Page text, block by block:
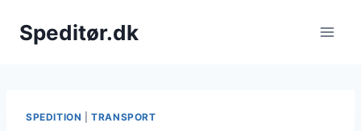
Speditør.dk
SPEDITION |TRANSPORT